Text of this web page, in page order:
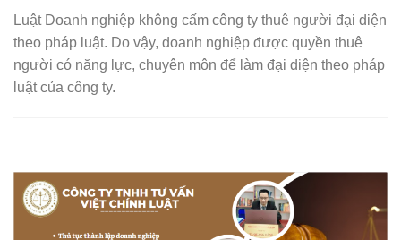
Luật Doanh nghiệp không cấm công ty thuê người đại diện
theo pháp luật. Do vậy, doanh nghiệp được quyền thuê
người có năng lực, chuyên môn để làm đại diện theo pháp
luật của công ty.